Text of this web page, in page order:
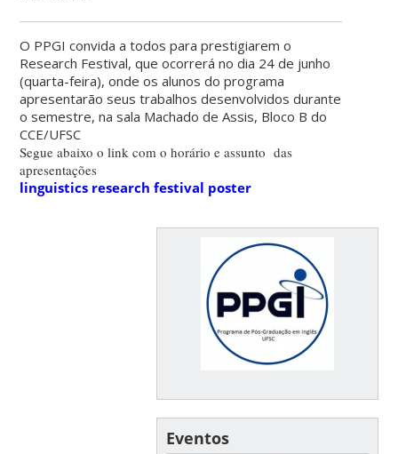
O PPGI convida a todos para prestigiarem o
Research Festival, que ocorrerá no dia 24 de junho
(quarta-feira), onde os alunos do programa
apresentarão seus trabalhos desenvolvidos durante
o semestre, na sala Machado de Assis, Bloco B do
CCE/UFSC
Segue abaixo o link com o horário e assunto das
apresentações
linguistics research festival poster
Eventos